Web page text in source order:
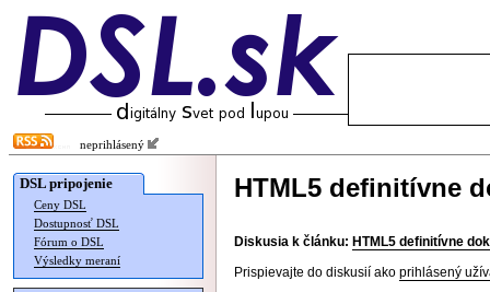
neprihlásený
DSL pripojenie
Ceny DSL
Dostupnosť DSL
Fórum o DSL
Výsledky meraní
HTML5 definitívne
Diskusia k článku: HTML5 definitívne
Prispievajte do diskusií ako prihlásený